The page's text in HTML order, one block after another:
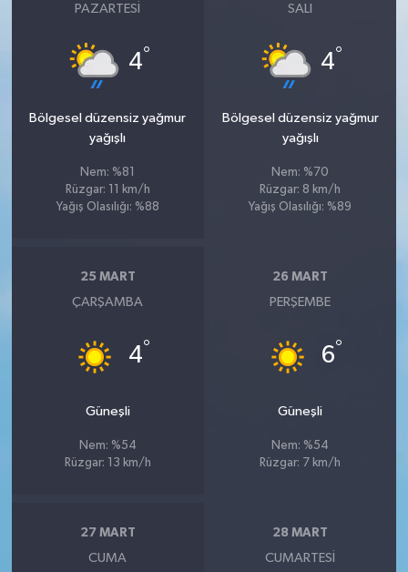
PAZARTESI
4°
Bölgesel düzensiz yağmur
yağışlı
Nem: %81
Rüzgar: 11 km/h
Yağış Olasılığı: %88
SALI
4°
Bölgesel düzensiz yağmur
yağışlı
Nem: %70
Rüzgar: 8 km/h
Yağış Olasılığı: %89
25 MART
ÇARŞAMBA
4°
Güneşli
Nem: %54
Rüzgar: 13 km/h
26 MART
PERŞEMBE
6°
Güneşli
Nem: %54
Rüzgar: 7 km/h
27 MART
CUMA
28 MART
CUMARTESI